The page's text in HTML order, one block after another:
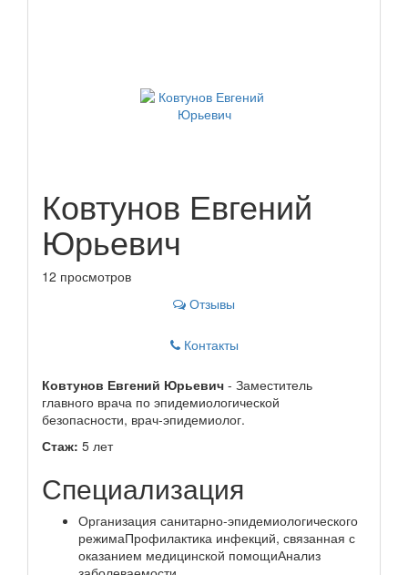
Ковтунов Евгений
Юрьевич
12 просмотров
Отзывы
Контакты
Ковтунов Евгений Юрьевич - Заместитель
главного врача по эпидемиологической
безопасности, врач-эпидемиолог.
Стаж: 5 лет
Специализация
Организация санитарно-эпидемиологического
режимаПрофилактика инфекций, связанная с
оказанием медицинской помощиАнализ